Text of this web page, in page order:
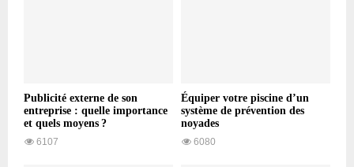
Publicité externe de son
entreprise : quelle importance
et quels moyens ?
6107
Équiper votre piscine d’un
système de prévention des
noyades
6080